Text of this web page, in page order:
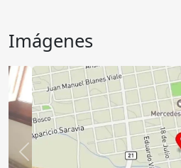
Imágenes
Anterior